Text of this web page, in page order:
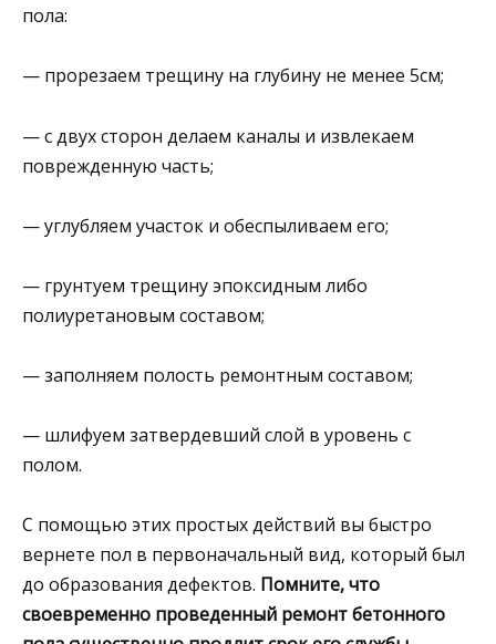
пола:
— прорезаем трещину на глубину не менее 5см;
— с двух сторон делаем каналы и извлекаем
поврежденную часть;
— углубляем участок и обеспыливаем его;
— грунтуем трещину эпоксидным либо
полиуретановым составом;
— заполняем полость ремонтным составом;
— шлифуем затвердевший слой в уровень с
полом.
С помощью этих простых действий вы быстро
вернете пол в первоначальный вид, который был
до образования дефектов. Помните, что
своевременно проведенный ремонт бетонного